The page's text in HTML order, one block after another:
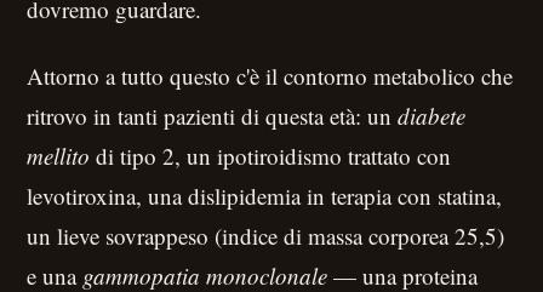
dovremo guardare.
Attorno a tutto questo c'è il contorno metabolico che
ritrovo in tanti pazienti di questa età: undiabete
mellito di tipo 2, un ipotiroidismo trattato con
levotiroxina, una dislipidemia in terapia con statina,
un lieve sovrappeso (indice di massa corporea 25,5)
e una gammopatia monoclonale — una proteina